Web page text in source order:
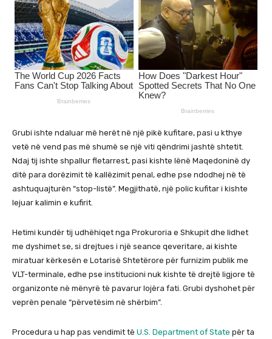
Grubi ishte ndaluar më herët në një pikë kufitare, pasi u kthye
vetë në vend pas më shumë se një viti qëndrimi jashtë shtetit.
Ndaj tij ishte shpallur fletarrest, pasi kishte lënë Maqedoninë dy
ditë para dorëzimit të kallëzimit penal, edhe pse ndodhej në të
ashtuquajturën “stop-listë”. Megjithatë, një polic kufitar i kishte
lejuar kalimin e kufirit.
Hetimi kundër tij udhëhiqet nga Prokuroria e Shkupit dhe lidhet
me dyshimet se, si drejtues i një seance qeveritare, ai kishte
miratuar kërkesën e Lotarisë Shtetërore për furnizim publik me
VLT-terminale, edhe pse institucioni nuk kishte të drejtë ligjore të
organizonte në mënyrë të pavarur lojëra fati. Grubi dyshohet për
veprën penale “përvetësim në shërbim”.
Procedura u hap pas vendimit të U.S. Department of State për ta